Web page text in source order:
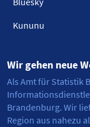
Kununu
Wir gehen neue
Als Amt für Statistik
Brandenburg. Wir
Region aus nahezu